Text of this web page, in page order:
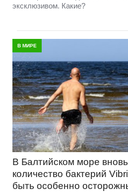
эксклюзивом. Какие?
В МИРЕ
В Балтийском море
количество бактерий
быть особенно